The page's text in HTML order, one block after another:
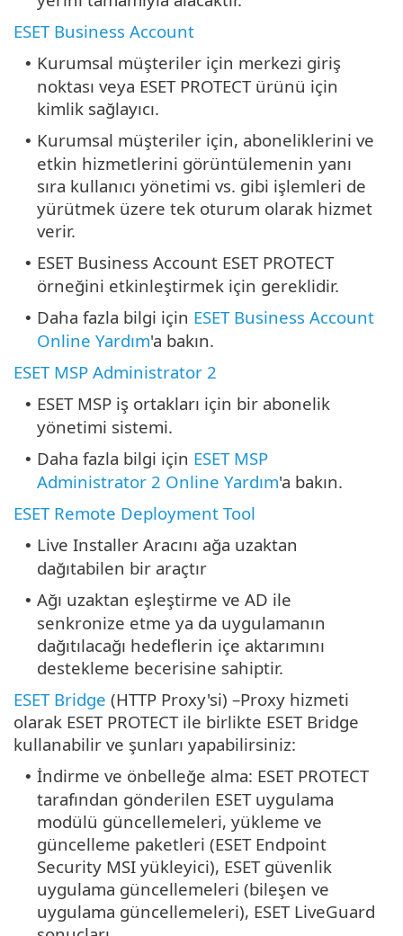
ESET Business Account
• Kurumsal müşteriler için merkezi giriş
noktası veya ESET PROTECT ürünü için
kimlik sağlayıcı.
• Kurumsal müşteriler için, aboneliklerini ve
etkin hizmetlerini görüntülemenin yanı
sıra kullanıcı yönetimi vs. gibi işlemleri de
yürütmek üzere tek oturum olarak hizmet
verir.
• ESET Business Account ESET PROTECT
örneğini etkinleştirmek için gereklidir.
• Daha fazla bilgi için ESET Business Account
Online Yardım'a bakın.
ESET MSP Administrator 2
• ESET MSP iş ortakları için bir abonelik
yönetimi sistemi.
• Daha fazla bilgi için ESET MSP
Administrator 2 Online Yardım'a bakın.
ESET Remote Deployment Tool
• Live Installer Aracını ağa uzaktan
dağıtabilen bir araçtır
• Ağı uzaktan eşleştirme ve AD ile
senkronize etme ya da uygulamanın
dağıtılacağı hedeflerin içe aktarımını
destekleme becerisine sahiptir.
ESET Bridge (HTTP Proxy'si) –Proxy hizmeti
olarak ESET PROTECT ile birlikte ESET Bridge
kullanabilir ve şunları yapabilirsiniz:
• İndirme ve önbelleğe alma: ESET PROTECT
tarafından gönderilen ESET uygulama
modülü güncellemeleri, yükleme ve
güncelleme paketleri (ESET Endpoint
Security MSI yükleyici), ESET güvenlik
uygulama güncellemeleri (bileşen ve
uygulama güncellemeleri), ESET LiveGuard